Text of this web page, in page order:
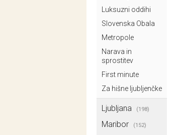
Luksuzni oddihi
Slovenska Obala
Metropole
Narava in
sprostitev
First minute
Za hišne ljubljenčke
Ljubljana (198)
Maribor (152)